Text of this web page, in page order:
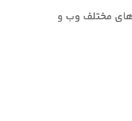
مختلف وب و